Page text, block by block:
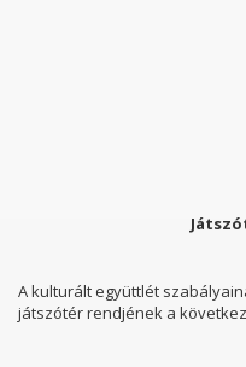
A kulturált együttlét
játszótér rendjének a